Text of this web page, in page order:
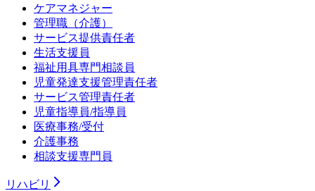
ケアマネジャー
管理職（介護）
サービス提供責任者
生活支援員
福祉用具専門相談員
児童発達支援管理責任者
サービス管理責任者
児童指導員/指導員
医療事務/受付
介護事務
相談支援専門員
リハビリ